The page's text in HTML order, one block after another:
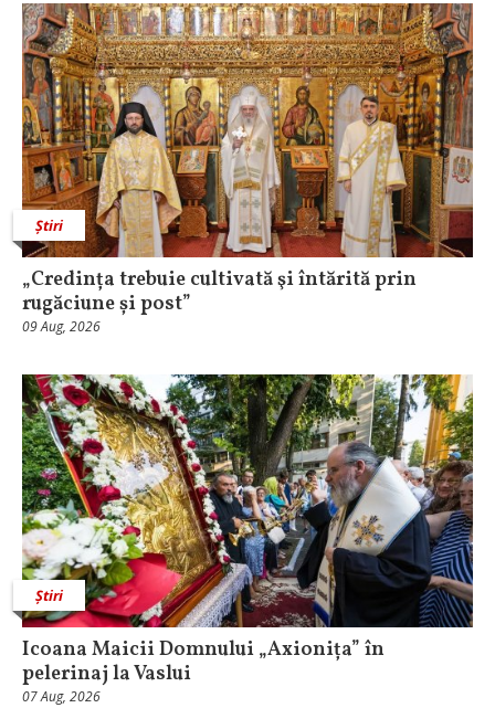
Știri
„Credința trebuie cultivată şi întărită prin
rugăciune și post”
09 Aug, 2026
Știri
Icoana Maicii Domnului „Axionița” în
pelerinaj la Vaslui
07 Aug, 2026